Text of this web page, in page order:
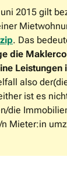
2015 gilt
. Das
die
also
ist es
die
Mieter:in